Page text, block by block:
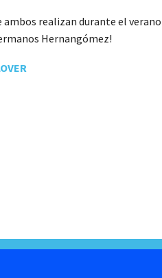
realizan durante el
Hernangómez!